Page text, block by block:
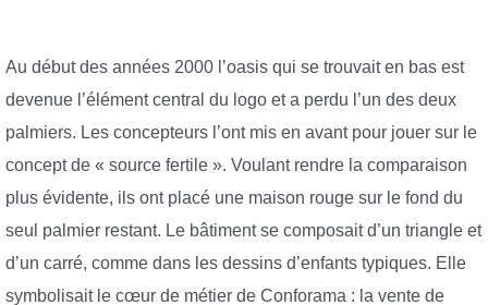
Au début des années 2000 l’oasis qui se trouvait en bas est
devenue l’élément central du logo et a perdu l’un des deux
palmiers. Les concepteurs l’ont mis en avant pour jouer sur le
concept de « source fertile ». Voulant rendre la comparaison
plus évidente, ils ont placé une maison rouge sur le fond du
seul palmier restant. Le bâtiment se composait d’un triangle et
d’un carré, comme dans les dessins d’enfants typiques. Elle
symbolisait le cœur de métier de Conforama : la vente de